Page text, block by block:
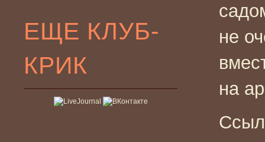
ЕЩЕ КЛУБ-
КРИК
не
на